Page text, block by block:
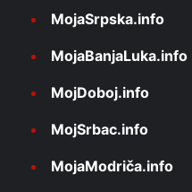
MojaSrpska.info
MojaBanjaLuka.info
MojDoboj.info
MojSrbac.info
MojaModriča.info